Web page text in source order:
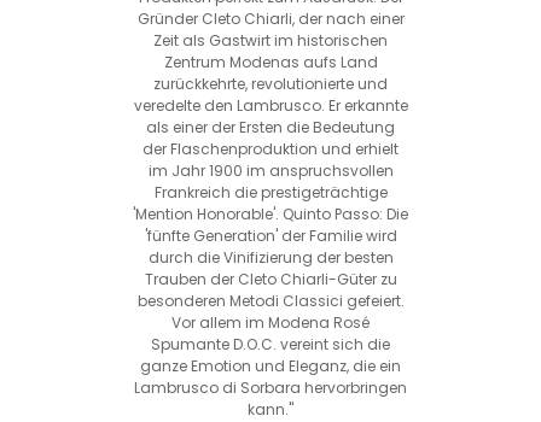
Gründer Cleto Chiarli, der nach einer
Zeit als Gastwirt im historischen
Zentrum Modenas aufs Land
zurückkehrte, revolutionierte und
veredelte den Lambrusco. Er erkannte
als einer der Ersten die Bedeutung
der Flaschenproduktion und erhielt
im Jahr 1900 im anspruchsvollen
Frankreich die prestigeträchtige
'Mention Honorable'. Quinto Passo: Die
'fünfte Generation' der Familie wird
durch die Vinifizierung der besten
Trauben der Cleto Chiarli-Güter zu
besonderen Metodi Classici gefeiert.
Vor allem im Modena Rosé
Spumante D.O.C. vereint sich die
ganze Emotion und Eleganz, die ein
Lambrusco di Sorbara hervorbringen
kann."